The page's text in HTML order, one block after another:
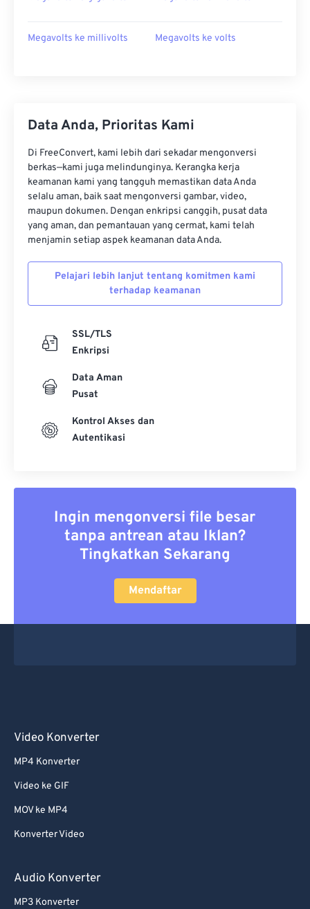
Megavolts ke millivolts Megavolts ke volts
Data Anda, Prioritas Kami
Di FreeConvert, kami lebih dari sekadar mengonversi
berkas—kami juga melindunginya. Kerangka kerja
keamanan kami yang tangguh memastikan data Anda
selalu aman, baik saat mengonversi gambar, video,
maupun dokumen. Dengan enkripsi canggih, pusat data
yang aman, dan pemantauan yang cermat, kami telah
menjamin setiap aspek keamanan data Anda.
Pelajari lebih lanjut tentang komitmen kami
terhadap keamanan
SSL/TLS
Enkripsi
Data Aman
Pusat
Kontrol Akses dan
Autentikasi
Ingin mengonversi file besar
tanpa antrean atau Iklan?
Tingkatkan Sekarang
Mendaftar
Video Konverter
MP4 Konverter
Video ke GIF
MOV ke MP4
Konverter Video
Audio Konverter
MP3 Konverter